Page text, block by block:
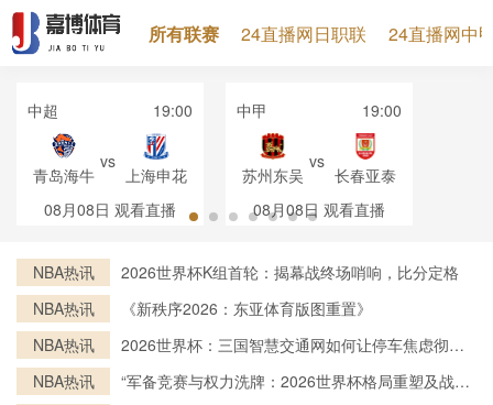
所有联赛 24直播网日职联 24直播网中
中超 19:00
青岛海牛
vs
上海申花
08月08日 观看直播
中甲 19:00
苏州东吴
vs
长春亚泰
08月08日 观看直播
NBA热讯
2026世界杯K组首轮：揭幕战终场哨响，比分定格
NBA热讯
《新秩序2026：东亚体育版图重置》
NBA热讯
2026世界杯：三国智慧交通网如何让停车焦虑彻底
NBA热讯
“军备竞赛与权力洗牌：2026世界杯格局重塑及战略